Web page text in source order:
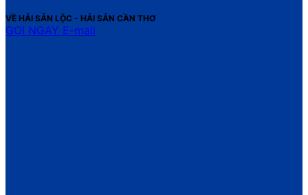
VỀ HẢI SẢN LỘC - HẢI SẢN CẦN THƠ
GỌI NGAY E-mail